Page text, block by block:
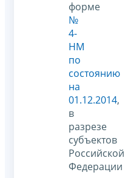
форме
№
4-
НМ
по
состоянию
на
01.12.2014,
в
разрезе
субъектов
Российской
Федерации